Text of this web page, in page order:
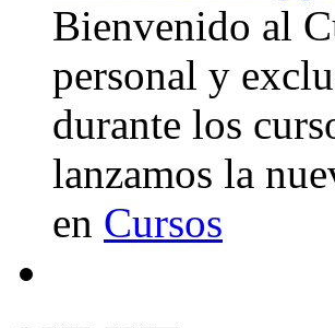
Bienvenido al
personal y
durante los
lanzamos la
en Cursos